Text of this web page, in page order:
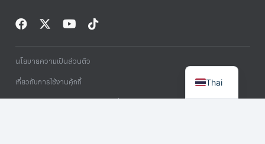
นโยบายความเป็นส่วนตัว
เกี่ยวกับการใช้งานคุ้กกี้ Thai